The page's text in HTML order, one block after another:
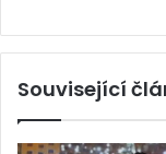
Související